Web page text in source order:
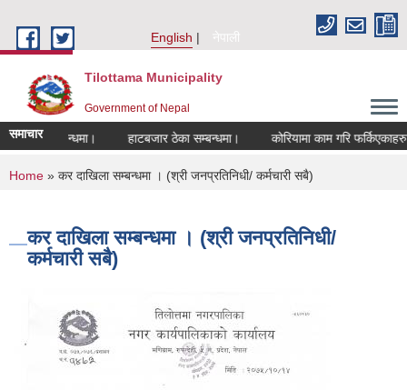
English
नेपाली
Tilottama Municipality
Government of Nepal
समाचार
सम्बन्धमा। हाटबजार ठेका सम्बन्धमा। कोरियामा काम गरि फर्किएकाहरुको
You are here
Home » कर दाखिला सम्बन्धमा । (श्री जनप्रतिनिधी/ कर्मचारी सबै)
कर दाखिला सम्बन्धमा । (श्री जनप्रतिनिधी/
कर्मचारी सबै)